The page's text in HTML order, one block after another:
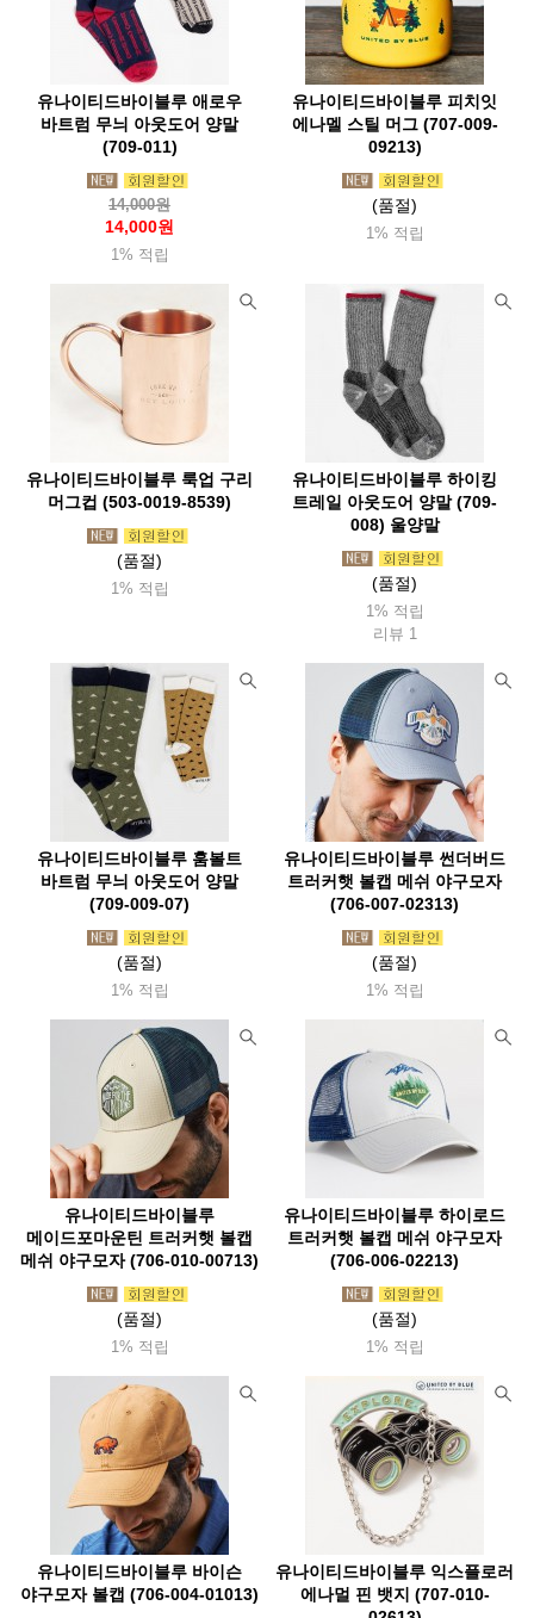
부에노웍스 브로너(Broner) 브루트
블랙다이아몬드(Blackdia) 블랜더보틀(BlenderBottle)
블루아이디(Blueidee) 블랙폭스(Blackfox) 비욘드노르딕
빔블(Bimble) 빅아그네스(Bigagnes)
살로몬 360디그리(360degrees) 선스키(Sunski)
소토(Soto) 솔라브라더(Solabrather)
솔트렉(Soletrek) 스냅(Snap) 스노우라인(Snowline)
스마트울(Smartwool) 스웨호그(Sweathawg)
스케메이(Skemi) 스토코
스텀프스튜디오(Stump) 스탠리(Stanley)
실스킨즈(Sealskinz)
샤워패스(Showerspass) 세이즈(Seise) 써모스(Thermos)
써머레스트(Thermarest)
썬컴퍼니 씨알케이티(Crkt) 씨투써밋(Seatosummit)
아로요
아르떼레뇨(Artelegno) 아베나키(Abenaki) 아우라(Aura)
아웃도어채널(Odc) 아이트워치(Aightwatch)
아카시아(Acacia) 아트렉(Autrek) 아틱탈로
알데바란(Aldebaran) 알타마 알타이기어(Altai)
야테(Yate) 어썸홀리데이 얼라이트(Alite) 앱스(Apes)
에너자이저(Energizer) 에버뉴(Evernew) 에블린
에코소울라이프(Ecosoul) 에버하드괴벨(Eberhard)
엑소택(Exotac) 엠에스알(Msr)
엠엔더블유 (MNW) 오디고캠프 오리지널 스와트
오르트립(Ortlieb) 오버보드(Overboard)
오스프리(Osprey) 아웃도어리서치(Or) 오클리(Oakley)
오터박스(Otterbox) 오피넬(Opinel) 오엠엠(Omm) 오쏠리
와버넷(Warbonnet) 울파워(Woolpower)
위드기어 윈드익스트림(WX) 유니프레임(Uniflame)
유나이티드커틀러리(Uc) 유나이티드바이블루(Ubb)
유와이레드 24bottles
이엔오(Eno)
이지플레이보드(Easybord) e프랑티스(Efrantis)
익스트리미티즈(Extremities) 인도솔(Indosole)
위그암(Wigwam) 위너웰 윈체스터(Winchester)
윙커(Wicker) 워터쉐드(Watershed) 윌도(Willdo)
자누(Jannu) 잠스트(Zamst) 점비스(Gumbes)
유나이티드바이블루 애로우
바트럼 무늬 아웃도어 양말
(709-011)
14,000원
14,000원
1% 적립
유나이티드바이블루 피치잇
에나멜 스틸 머그 (707-009-
09213)
(품절)
1% 적립
유나이티드바이블루 룩업 구리
머그컵 (503-0019-8539)
(품절)
1% 적립
유나이티드바이블루 하이킹
트레일 아웃도어 양말 (709-
008) 울양말
(품절)
1% 적립
리뷰 1
유나이티드바이블루 훔볼트
바트럼 무늬 아웃도어 양말
(709-009-07)
(품절)
1% 적립
유나이티드바이블루 썬더버드
트러커햇 볼캡 메쉬 야구모자
(706-007-02313)
(품절)
1% 적립
유나이티드바이블루
메이드포마운틴 트러커햇 볼캡
메쉬 야구모자 (706-010-00713)
(품절)
1% 적립
유나이티드바이블루 하이로드
트러커햇 볼캡 메쉬 야구모자
(706-006-02213)
(품절)
1% 적립
유나이티드바이블루 바이슨
야구모자 볼캡 (706-004-01013)
유나이티드바이블루 익스플로러
에나멀 핀 뱃지 (707-010-